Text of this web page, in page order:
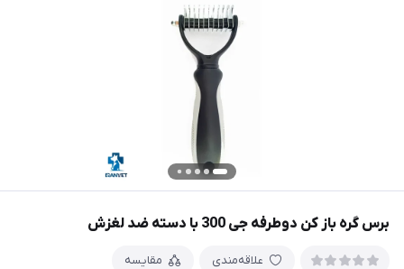
برس گره باز کن دوطرفه جی 300 با دسته ضد لغزش
علاقه‌مندی مقایسه